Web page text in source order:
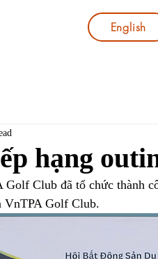
English
hạng
Golf Club đã tổ chức thành
VnTPA Golf Club.